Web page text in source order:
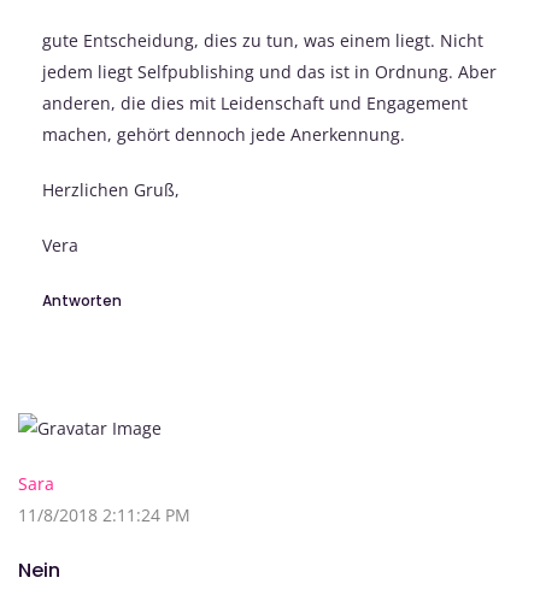
gute Entscheidung, dies zu tun, was einem liegt. Nicht
jedem liegt Selfpublishing und das ist in Ordnung. Aber
anderen, die dies mit Leidenschaft und Engagement
machen, gehört dennoch jede Anerkennung.
Herzlichen Gruß,
Vera
Antworten
Sara
11/8/2018 2:11:24 PM
Nein